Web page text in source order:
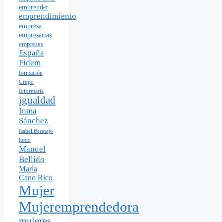
emprender
emprendimiento
empresa
empresarias
empresas
España
Fidem
formación
Grupo
Informaria
igualdad
Inma
Sánchez
Isabel Bermejo
junio
Manuel
Bellido
María
Cano Rico
Mujer
Mujeremprendedora